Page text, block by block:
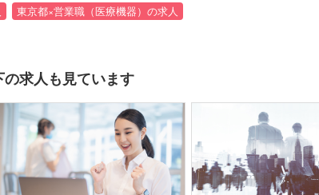
東京都×営業職（医療機器）の求人
求人も見ています